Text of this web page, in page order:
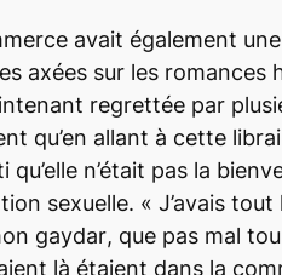
avait également
axées sur les romances
regrettée par
qu’en allant à cette
qu’elle n’était pas la
sexuelle. « J’avais tout
gaydar, que pas mal
là étaient dans la